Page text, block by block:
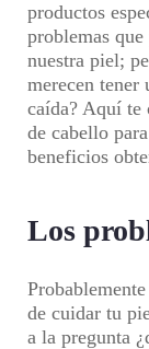
productos
problemas
nuestra piel;
merecen
caída? Aquí te
de cabello
beneficios
Los
de cuidar tu
a la pregunta